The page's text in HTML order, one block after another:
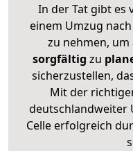
In der Tat gibt es
einem Umzug
zu nehmen, um
sorgfältig zu
sicherzustellen,
Mit der
deutschlandweiter
Celle erfolgreich